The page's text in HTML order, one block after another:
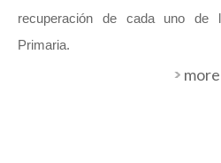
recuperación de cada uno de
Primaria.
more